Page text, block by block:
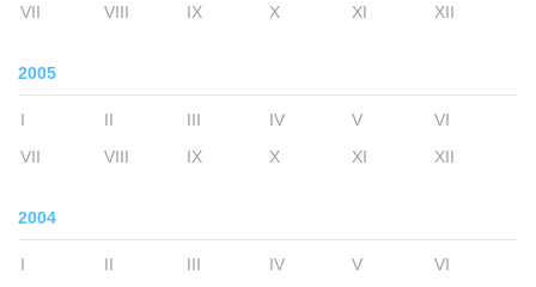
VII
VIII IX X XI XII
2005
I II III IV V
VI
VII
VIII IX X XI XII
2004
I II III IV V
VI